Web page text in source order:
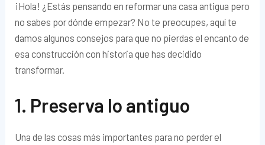
¡Hola! ¿Estás pensando en reformar una casa antigua pero
no sabes por dónde empezar? No te preocupes, aquí te
damos algunos consejos para que no pierdas el encanto de
esa construcción con historia que has decidido
transformar.
1. Preserva lo antiguo
Una de las cosas más importantes para no perder el